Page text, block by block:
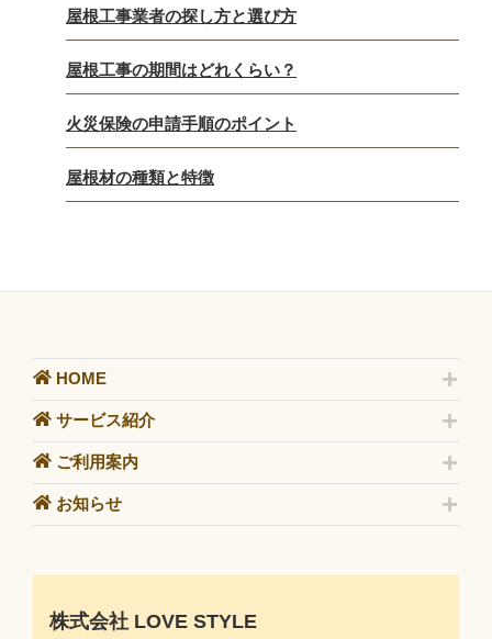
屋根工事業者の探し方と選び方
屋根工事の期間はどれくらい？
火災保険の申請手順のポイント
屋根材の種類と特徴
HOME
サービス紹介
ご利用案内
お知らせ
株式会社 LOVE STYLE